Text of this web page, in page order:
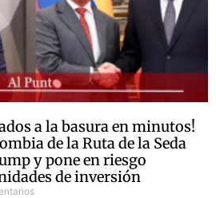
a la basura en minutos!
de la Ruta de la Seda
y pone en riesgo
de inversión